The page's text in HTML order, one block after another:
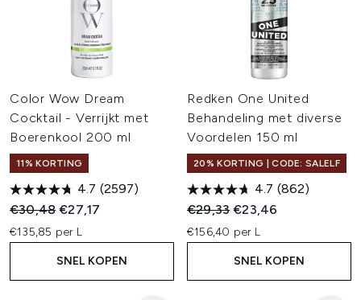
Color Wow Dream
Cocktail - Verrijkt met
Boerenkool 200 ml
11% KORTING
4.7 (2597)
Recommended Retail Price:
€30,48Huidige prijs:
€27,17
€135,85 per L
SNEL KOPEN
Redken One United
Behandeling met diverse
Voordelen 150 ml
20% KORTING | CODE: SALELF
4.7 (862)
Recommended Retail Price:
€29,33Huidige prijs:
€23,46
€156,40 per L
SNEL KOPEN